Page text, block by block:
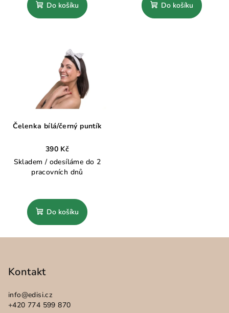
Do košíku Do košíku
Čelenka bílá/černý puntík
390 Kč
Skladem / odesíláme do 2
pracovních dnů
Do košíku
Kontakt
info@edisi.cz
+420 774 599 870